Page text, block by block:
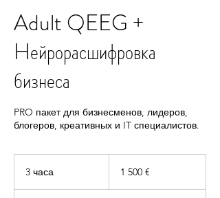
Adult QEEG +
Hейрорасшифровка
бизнеса
PRO пакет для бизнесменов, лидеров,
блогеров, креативных и IT специалистов.
3 часа 1 500 €